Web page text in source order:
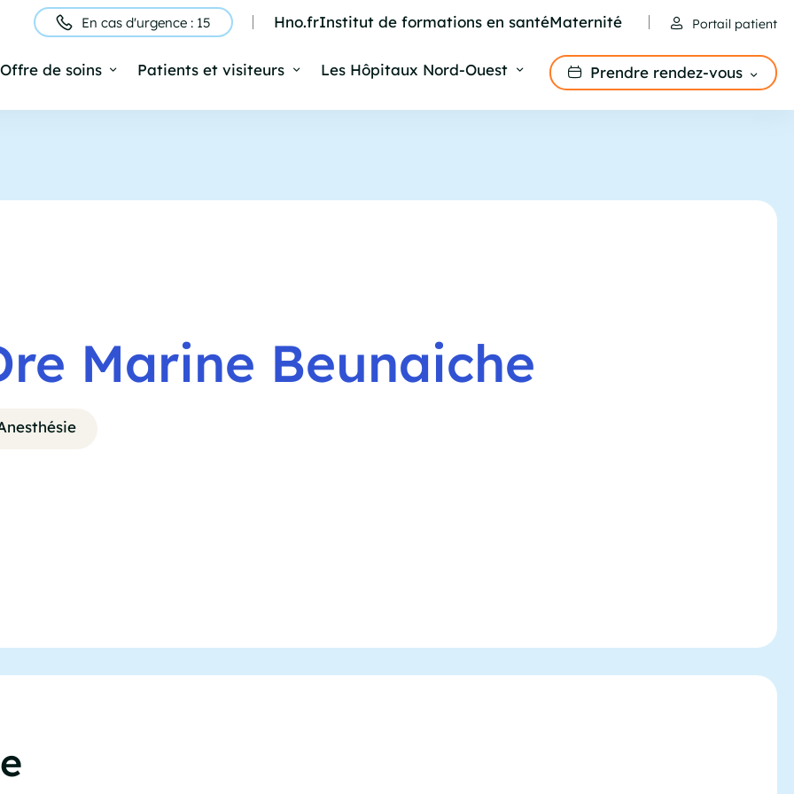
Entête
En cas d'urgence : 15 Hno.frInstitut de formations en santéMaternité Portail patient
Offre de soins Patients et visiteurs Les Hôpitaux Nord-Ouest Prendre rendez-vous
Marine Beunaiche